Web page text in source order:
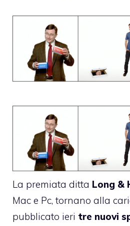
La premiata ditta Long &
Mac e Pc, tornano alla
pubblicato ieri tre nuovi